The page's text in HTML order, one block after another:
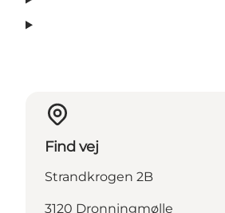
Find vej
Strandkrogen 2B
3120 Dronningmølle